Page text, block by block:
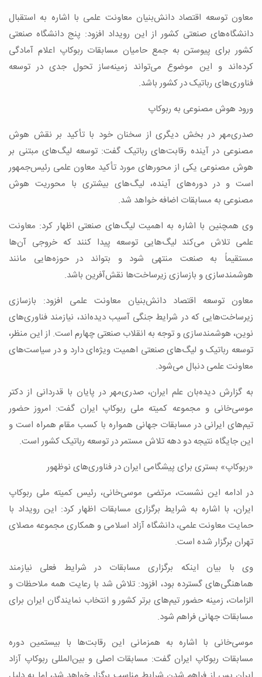
معاون توسعه اقتصاد دانش‌بنیان معاونت علمی با اشاره به استقبال
دانشگاه‌های صنعتی کشور از این رویداد افزود: پنج دانشگاه صنعتی
کشور برای پیوستن به جمع حامیان مسابقات ربوکاپ اعلام آمادگی
کرده‌اند و این موضوع می‌تواند زمینه‌ساز تحول جدی در توسعه
فناوری‌های رباتیک در کشور باشد.
ورود هوش مصنوعی به ربوکاپ
صدری‌مهر در بخش دیگری از سخنان خود با تأکید بر نقش هوش
مصنوعی در آینده رقابت‌های رباتیک گفت: توسعه لیگ‌های مبتنی بر
هوش مصنوعی یکی از محورهای مورد تأکید معاون علمی رئیس‌جمهور
است و در دوره‌های آینده، لیگ‌های بیشتری با محوریت هوش
مصنوعی به مسابقات اضافه خواهد شد.
وی همچنین با اشاره به اهمیت لیگ‌های صنعتی اظهار کرد: معاونت
علمی تلاش می‌کند لیگ‌هایی توسعه پیدا کنند که خروجی آن‌ها
مستقیماً به صنعت منتهی شود و بتواند در حوزه‌هایی مانند
هوشمندسازی و بازسازی زیرساخت‌ها نقش‌آفرین باشد.
معاون توسعه اقتصاد دانش‌بنیان معاونت علمی افزود: بازسازی
زیرساخت‌هایی که در شرایط جنگی آسیب دیده‌اند، نیازمند فناوری‌های
نوین، هوشمندسازی و توجه به انقلاب صنعتی چهارم است. از این منظر،
توسعه رباتیک و لیگ‌های صنعتی اهمیت ویژه‌ای دارد و در سیاست‌های
معاونت علمی دنبال می‌شود.
به گزارش دیده‌بان علم ایران، صدری‌مهر در پایان با قدردانی از دکتر
موسی‌خانی و مجموعه کمیته ملی ربوکاپ ایران گفت: امروز حضور
تیم‌های ایرانی در مسابقات جهانی همواره با کسب مقام همراه است و
این جایگاه نتیجه دو دهه تلاش مستمر در توسعه رباتیک کشور است.
«ربوکاپ» بستری برای پیشگامی ایران در فناوری‌های نوظهور
در ادامه این نشست، مرتضی موسی‌خانی، رئیس کمیته ملی ربوکاپ
ایران، با اشاره به شرایط برگزاری مسابقات اظهار کرد: این رویداد با
حمایت معاونت علمی، دانشگاه آزاد اسلامی و همکاری مجموعه مصلای
تهران برگزار شده است.
وی با بیان اینکه برگزاری مسابقات در شرایط فعلی نیازمند
هماهنگی‌های گسترده بود، افزود: تلاش شد با رعایت همه ملاحظات و
الزامات، زمینه حضور تیم‌های برتر کشور و انتخاب نمایندگان ایران برای
مسابقات جهانی فراهم شود.
موسی‌خانی با اشاره به همزمانی این رقابت‌ها با بیستمین دوره
مسابقات ربوکاپ ایران گفت: مسابقات اصلی و بین‌المللی ربوکاپ آزاد